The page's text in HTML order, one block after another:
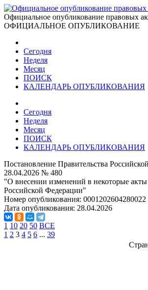
Официальное опубликование правовых
ОФИЦИАЛЬНОЕ ОПУБЛИКОВАНИЕ
Сегодня
Неделя
Месяц
ПОИСК
КАЛЕНДАРЬ ОПУБЛИКОВАНИЯ
Сегодня
Неделя
Месяц
ПОИСК
КАЛЕНДАРЬ ОПУБЛИКОВАНИЯ
Постановление Правительства
28.04.2026 № 480
"О внесении изменений в некоторые акты
Российской Федерации"
Номер опубликования: 0001202604280022
Дата опубликования: 28.04.2026
1 10 20 50 ВСЕ
1 2 3 4 5 6 ... 39